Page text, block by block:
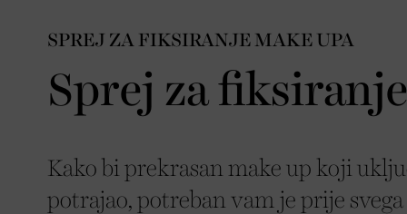
SPREJ ZA FIKSIRANJE MAKE UPA
Sprej za
Kako bi prekrasan make up koji
potrajao, potreban vam je prije